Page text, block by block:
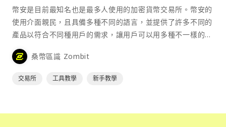
幣安是目前最知名也是最多人使用的加密貨幣交易所。幣安的
使用介面親民，且具備多種不同的語言，並提供了許多不同的
產品以符合不同種用戶的需求，讓用戶可以用多種不一樣的方
式來參與加密貨幣市場。
桑幣區識 Zombit
交易所 工具教學 新手教學